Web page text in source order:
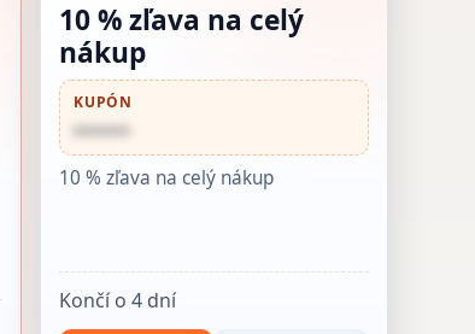
10 % zľava na celý
nákup
KUPÓN
••••••
10 % zľava na celý nákup
Končí o 4 dní